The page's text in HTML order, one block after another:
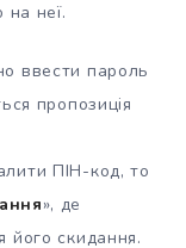
на неї.
ввести пароль
пропозиція
ПІН-код, то
», де
його скидання.